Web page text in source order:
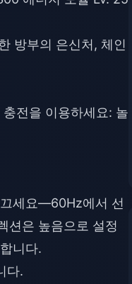
방부의 은신처, 체인
전을 이용하세요: 놀
세요—60Hz에서 선
션은 높음으로 설정
니다.
다.